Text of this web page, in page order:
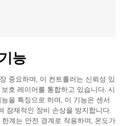
능
중요하며, 이 컨트롤러는 신뢰성 있
호 레이어를 통합하고 있습니다. 시
을 특징으로 하며, 이 기능은 센서
잠재적인 장비 손상을 방지합니다.
계는 안전 경계로 작용하며, 온도가